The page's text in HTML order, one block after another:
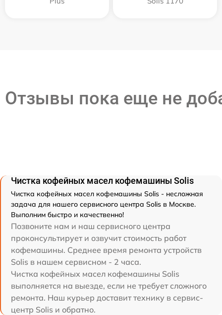
Отзывы пока еще не
Чистка кофейных масел кофемашины Solis
Чистка кофейных масел кофемашины Solis - несложная
задача для нашего сервисного центра Solis в Москве.
Выполним быстро и качественно!
Позвоните нам и наш сервисного центра
проконсультирует и озвучит стоимость работ
кофемашины. Среднее время ремонта устройств
Solis в нашем сервисном - 2 часа.
Чистка кофейных масел кофемашины Solis
выполняется на выезде, если не требует сложного
ремонта. Наш курьер доставит технику в сервис-
центр Solis и обратно.